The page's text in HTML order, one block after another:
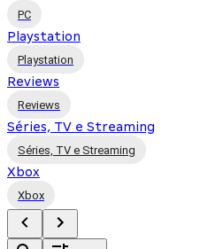
PC
Playstation
Playstation
Reviews
Reviews
Séries, TV e Streaming
Séries, TV e Streaming
Xbox
Xbox